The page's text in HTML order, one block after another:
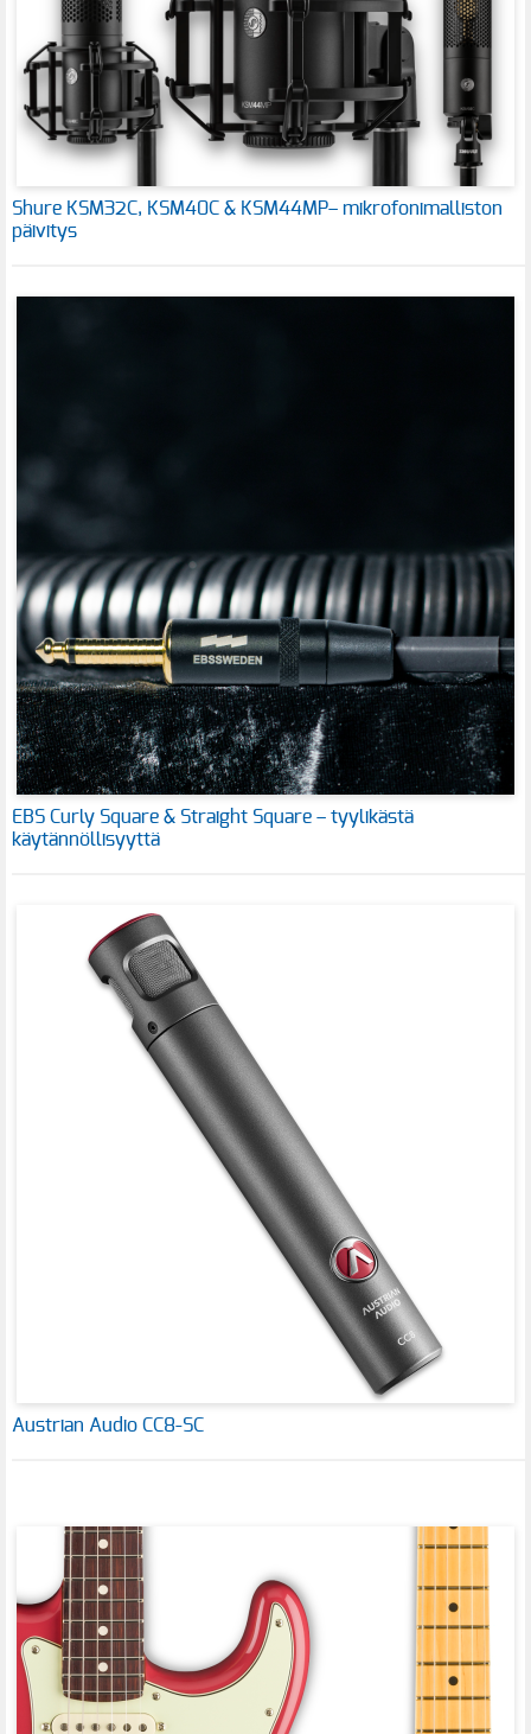
Shure KSM32C, KSM40C & KSM44MP– mikrofonimalliston
päivitys
EBS Curly Square & Straight Square – tyylikästä
käytännöllisyyttä
Austrian Audio CC8-SC